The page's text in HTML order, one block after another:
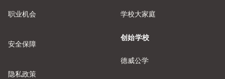
职业机会
安全保障
隐私政策
学校大家庭
创始学校
德威公学